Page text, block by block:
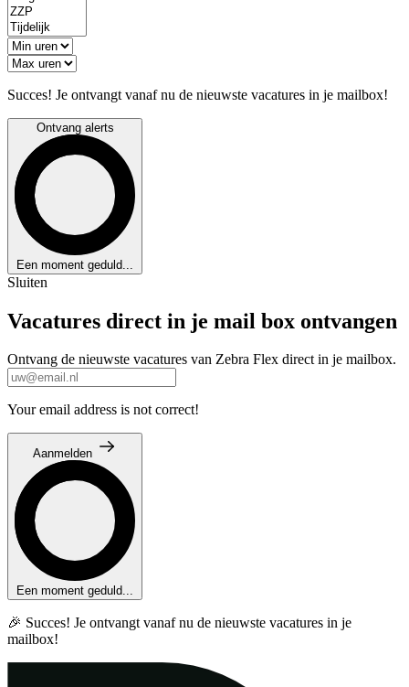
Succes! Je ontvangt vanaf nu de nieuwste vacatures in je mailbox!
Ontvang alerts
Een moment geduld...
Sluiten
Vacatures direct in je mail box ontvangen
Ontvang de nieuwste vacatures van Zebra Flex direct in je mailbox.
Your email address is not correct!
Aanmelden
Een moment geduld...
🎉 Succes! Je ontvangt vanaf nu de nieuwste vacatures in je
mailbox!